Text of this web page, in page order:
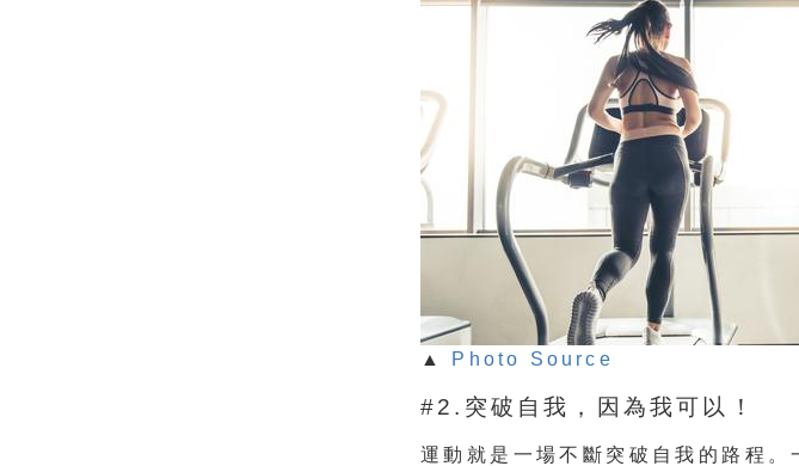
▲ Photo Source
#2.突破自我，因為我可以！
運動就是一場不斷突破自我的路程